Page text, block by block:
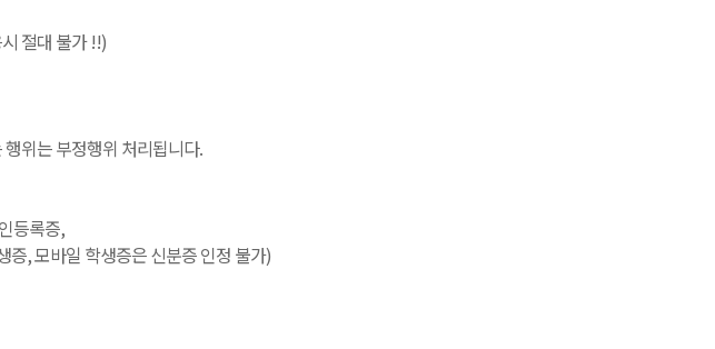
절대 불가 !!)
위는 부정행위 처리됩니다.
등록증,
, 모바일 학생증은 신분증 인정 불가)